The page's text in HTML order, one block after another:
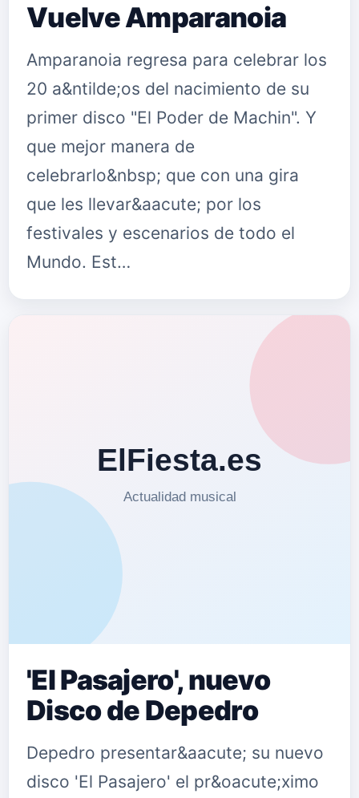
Vuelve Amparanoia
Amparanoia regresa para celebrar los
20 a&ntilde;os del nacimiento de su
primer disco "El Poder de Machin". Y
que mejor manera de
celebrarlo&nbsp; que con una gira
que les llevar&aacute; por los
festivales y escenarios de todo el
Mundo. Est…
'El Pasajero', nuevo
Disco de Depedro
Depedro presentar&aacute; su nuevo
disco 'El Pasajero' el pr&oacute;ximo